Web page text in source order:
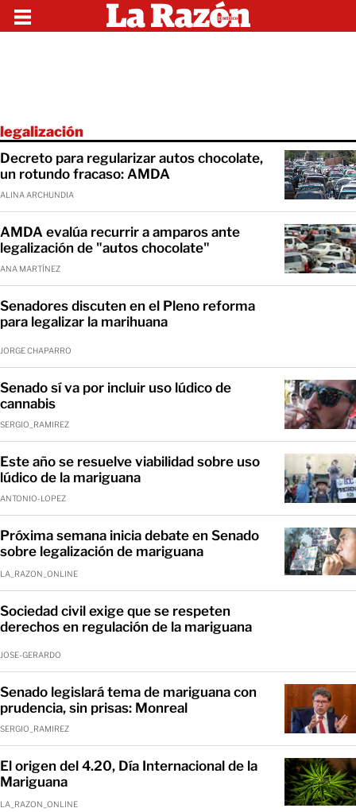
legalización
Decreto para regularizar autos chocolate,
un rotundo fracaso: AMDA
ALINA ARCHUNDIA
AMDA evalúa recurrir a amparos ante
legalización de "autos chocolate"
ANA MARTÍNEZ
Senadores discuten en el Pleno reforma
para legalizar la marihuana
JORGE CHAPARRO
Senado sí va por incluir uso lúdico de
cannabis
SERGIO_RAMIREZ
Este año se resuelve viabilidad sobre uso
lúdico de la mariguana
ANTONIO-LOPEZ
Próxima semana inicia debate en Senado
sobre legalización de mariguana
LA_RAZON_ONLINE
Sociedad civil exige que se respeten
derechos en regulación de la mariguana
JOSE-GERARDO
Senado legislará tema de mariguana con
prudencia, sin prisas: Monreal
SERGIO_RAMIREZ
El origen del 4.20, Día Internacional de la
Mariguana
LA_RAZON_ONLINE